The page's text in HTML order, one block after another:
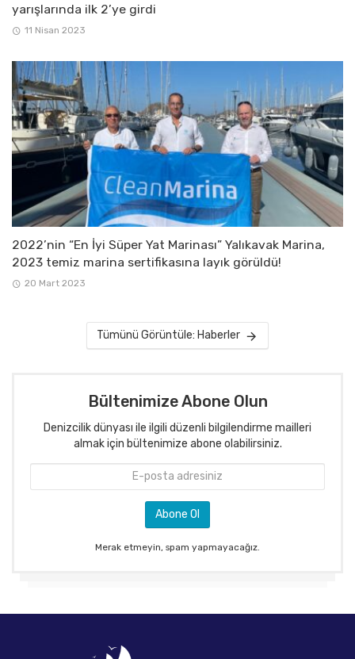
yarışlarında ilk 2’ye girdi
11 Nisan 2023
2022’nin “En İyi Süper Yat Marinası” Yalıkavak Marina,
2023 temiz marina sertifikasına layık görüldü!
20 Mart 2023
Tümünü Görüntüle: Haberler
Bültenimize Abone Olun
Denizcilik dünyası ile ilgili düzenli bilgilendirme mailleri
almak için bültenimize abone olabilirsiniz.
Merak etmeyin, spam yapmayacağız.